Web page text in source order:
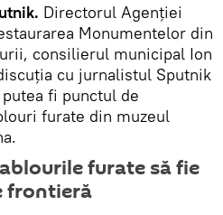
Directorul Agenției
Monumentelor din
consilierul municipal Ion
cu jurnalistul Sputnik
fi punctul de
furate din muzeul
furate să fie
frontieră